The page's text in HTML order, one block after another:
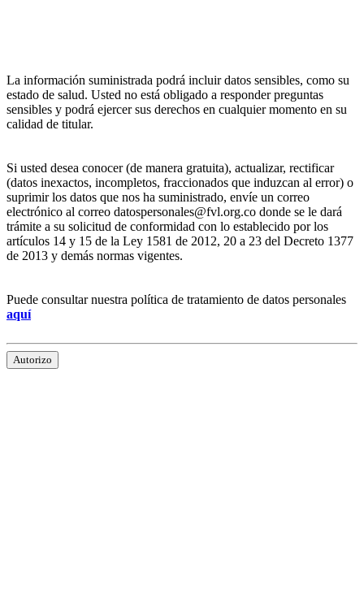
La información suministrada podrá incluir datos sensibles, como su
estado de salud. Usted no está obligado a responder preguntas
sensibles y podrá ejercer sus derechos en cualquier momento en su
calidad de titular.
Si usted desea conocer (de manera gratuita), actualizar, rectificar
(datos inexactos, incompletos, fraccionados que induzcan al error) o
suprimir los datos que nos ha suministrado, envíe un correo
electrónico al correo datospersonales@fvl.org.co donde se le dará
trámite a su solicitud de conformidad con lo establecido por los
artículos 14 y 15 de la Ley 1581 de 2012, 20 a 23 del Decreto 1377
de 2013 y demás normas vigentes.
Puede consultar nuestra política de tratamiento de datos personales
aquí
Autorizo